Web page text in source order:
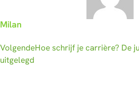
Milan
VolgendeHoe schrijf je carrière? De
uitgelegd